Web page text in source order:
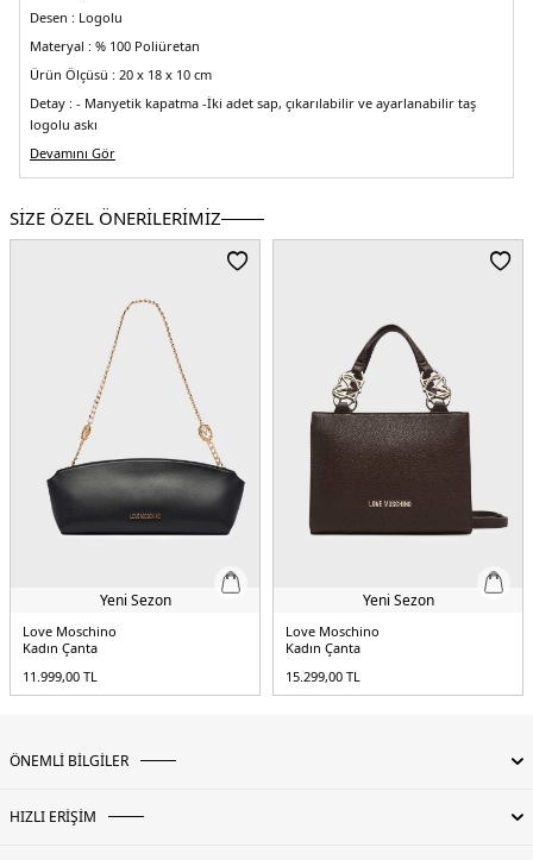
Desen : Logolu
Materyal : % 100 Poliüretan
Ürün Ölçüsü : 20 x 18 x 10 cm
Detay : - Manyetik kapatma -İki adet sap, çıkarılabilir ve ayarlanabilir taş
logolu askı
Üretim Yeri :Çin
5DY2JC4277PP0MKI0100.25
Devamını Gör
SİZE ÖZEL ÖNERİLERİMİZ
Yeni Sezon
Love Moschino
Kadın Çanta
11.999,00 TL
Yeni Sezon
Love Moschino
Kadın Çanta
15.299,00 TL
ÖNEMLİ BİLGİLER
HIZLI ERİŞİM